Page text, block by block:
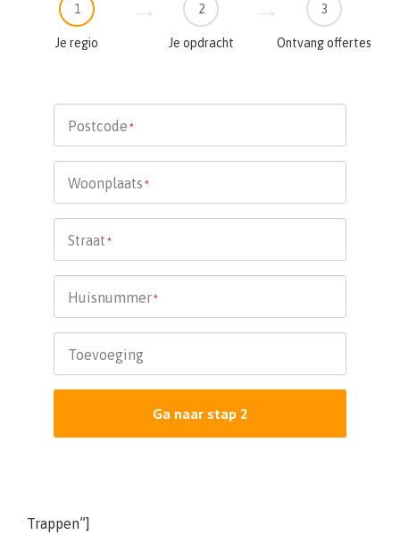
1
Je regio
2
Je opdracht
3
Ontvang offertes
Postcode *
Woonplaats *
Straat *
Huisnummer*
Toevoeging
Ga naar stap 2
Trappen”]